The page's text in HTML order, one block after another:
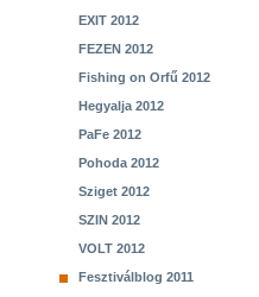
EXIT 2012
FEZEN 2012
Fishing on Orfű 2012
Hegyalja 2012
PaFe 2012
Pohoda 2012
Sziget 2012
SZIN 2012
VOLT 2012
Fesztiválblog 2011